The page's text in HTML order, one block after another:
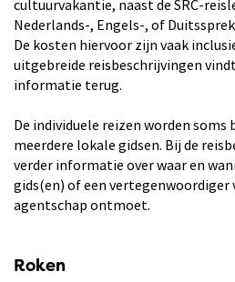
cultuurvakantie, naast de SRC-
Nederlands-, Engels-, of
De kosten hiervoor zijn vaak
uitgebreide reisbeschrijvingen
informatie terug.
De individuele reizen worden soms
meerdere lokale gidsen. Bij de
verder informatie over waar en
gids(en) of een vertegenwoordiger
agentschap ontmoet.
Roken